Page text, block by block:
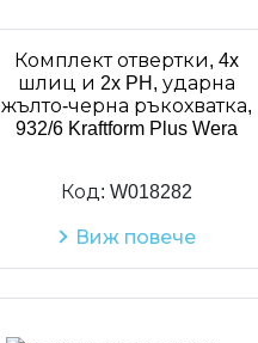
Комплект отвертки, 4x
шлиц и 2x PH, ударна
жълто-черна ръкохватка,
932/6 Kraftform Plus Wera
Код: W018282
Виж повече